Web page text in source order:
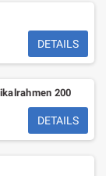
DETAILS
200
DETAILS